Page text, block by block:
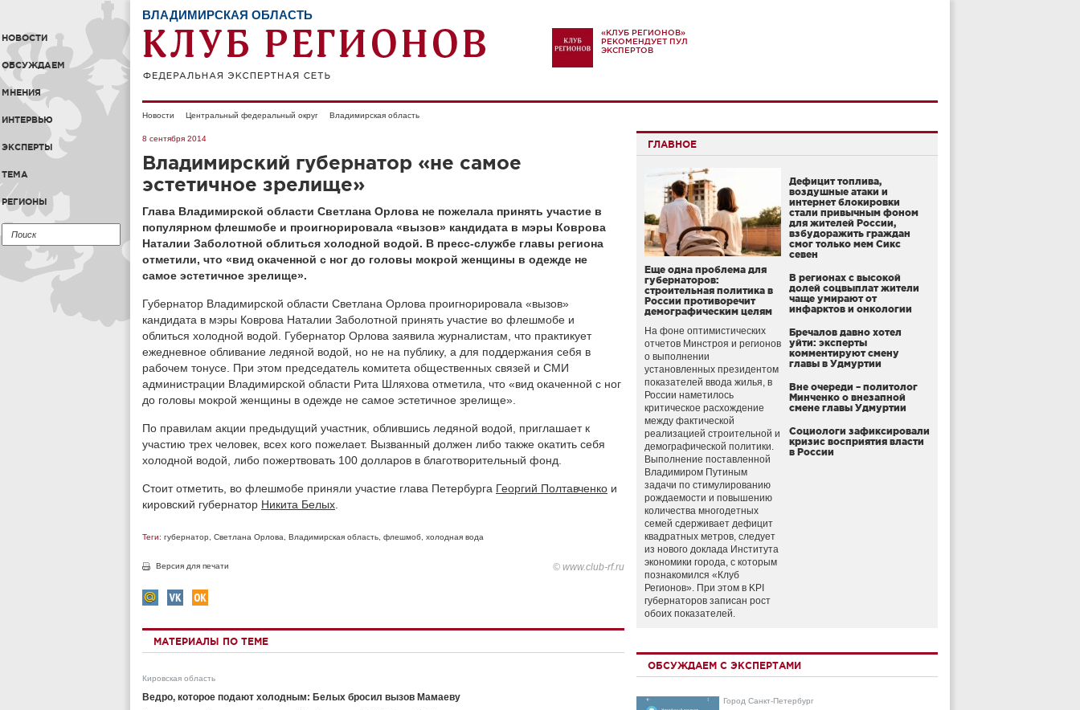
НОВОСТИ
ОБСУЖДАЕМ
МНЕНИЯ
ИНТЕРВЬЮ
ЭКСПЕРТЫ
ТЕМА
РЕГИОНЫ
ВЛАДИМИРСКАЯ ОБЛАСТЬ
«КЛУБ РЕГИОНОВ»
РЕКОМЕНДУЕТ ПУЛ
ЭКСПЕРТОВ
Новости Центральный федеральный округ Владимирская область
8 сентября 2014
Владимирский губернатор «не самое
эстетичное зрелище»
Глава Владимирской области Светлана Орлова не пожелала принять участие в
популярном флешмобе и проигнорировала «вызов» кандидата в мэры Коврова
Наталии Заболотной облиться холодной водой. В пресс-службе главы региона
отметили, что «вид окаченной с ног до головы мокрой женщины в одежде не
самое эстетичное зрелище».
Губернатор Владимирской области Светлана Орлова проигнорировала «вызов»
кандидата в мэры Коврова Наталии Заболотной принять участие во флешмобе и
облиться холодной водой. Губернатор Орлова заявила журналистам, что практикует
ежедневное обливание ледяной водой, но не на публику, а для поддержания себя в
рабочем тонусе. При этом председатель комитета общественных связей и СМИ
администрации Владимирской области Рита Шляхова отметила, что «вид окаченной с ног
до головы мокрой женщины в одежде не самое эстетичное зрелище».
По правилам акции предыдущий участник, облившись ледяной водой, приглашает к
участию трех человек, всех кого пожелает. Вызванный должен либо также окатить себя
холодной водой, либо пожертвовать 100 долларов в благотворительный фонд.
Стоит отметить, во флешмобе приняли участие глава Петербурга Георгий Полтавченко и
кировский губернатор Никита Белых
Теги: губернатор Светлана Орлова Владимирская область флешмоб холодная вода
Версия для печати © www.club-rf.ru
МАТЕРИАЛЫ ПО ТЕМЕ
Кировская область
Ведро, которое подают холодным: Белых бросил вызов Мамаеву
ГЛАВНОЕ
Еще одна проблема для
губернаторов:
строительная политика в
России противоречит
демографическим целям
На фоне оптимистических
отчетов Минстроя и регионов
о выполнении
установленных президентом
показателей ввода жилья, в
России наметилось
критическое расхождение
между фактической
реализацией строительной и
демографической политики.
Выполнение поставленной
Владимиром Путиным
задачи по стимулированию
рождаемости и повышению
количества многодетных
семей сдерживает дефицит
квадратных метров, следует
из нового доклада Института
экономики города, с которым
познакомился «Клуб
Регионов». При этом в KPI
губернаторов записан рост
обоих показателей.
Дефицит топлива,
воздушные атаки и
интернет блокировки
стали привычным фоном
для жителей России,
взбудоражить граждан
смог только мем Сикс
севен
В регионах с высокой
долей соцвыплат жители
чаще умирают от
инфарктов и онкологии
Бречалов давно хотел
уйти: эксперты
комментируют смену
главы в Удмуртии
Вне очереди – политолог
Минченко о внезапной
смене главы Удмуртии
Социологи зафиксировали
кризис восприятия власти
в России
ОБСУЖДАЕМ С ЭКСПЕРТАМИ
Город Санкт-Петербург